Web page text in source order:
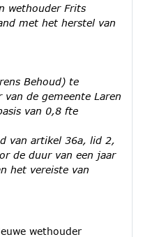
wethouder Frits
met het herstel van
Behoud) te
de gemeente Laren
van 0,8 fte
van artikel 36a, lid 2,
de duur van een jaar
het vereiste van
wethouder